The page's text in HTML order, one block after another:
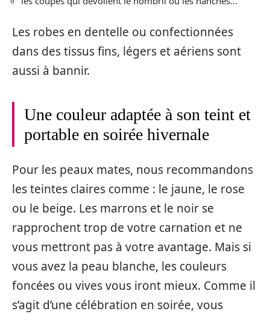
Les robes en dentelle ou confectionnées
dans des tissus fins, légers et aériens sont
aussi à bannir.
Une couleur adaptée à son teint et
portable en soirée hivernale
Pour les peaux mates, nous recommandons
les teintes claires comme : le jaune, le rose
ou le beige. Les marrons et le noir se
rapprochent trop de votre carnation et ne
vous mettront pas à votre avantage. Mais si
vous avez la peau blanche, les couleurs
foncées ou vives vous iront mieux. Comme il
s’agit d’une célébration en soirée, vous